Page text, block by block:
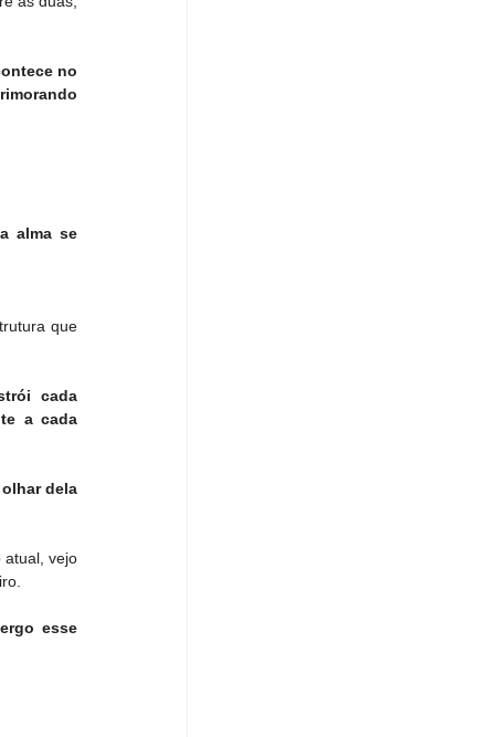
no
alma se
que
cada
a cada
dela
atual, vejo
esse